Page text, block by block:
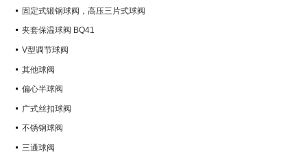
固定式锻钢球阀，高压三片式球阀
Q347Y,Q347F
夹套保温球阀 BQ41
V型调节球阀
其他球阀
偏心半球阀
广式丝扣球阀
不锈钢球阀
三通球阀